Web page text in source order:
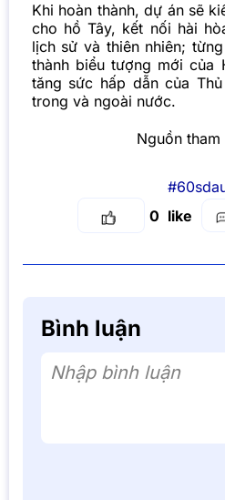
Khi hoàn thành, dự án sẽ
cho hồ Tây, kết nối hài
lịch sử và thiên nhiên;
thành biểu tượng mới của
tăng sức hấp dẫn của
trong và ngoài nước.
Nguồn
0
Bình luận
Nhập bình luận